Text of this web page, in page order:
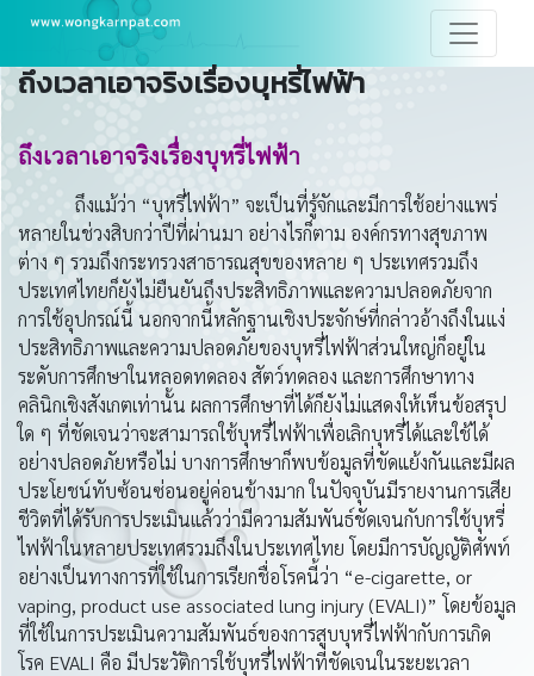
ถึงเวลาเอาจริงเรื่องบุหรี่ไฟฟ้า
ถึงเวลาเอาจริงเรื่องบุหรี่ไฟฟ้า
ถึงแม้ว่า “บุหรี่ไฟฟ้า” จะเป็นที่รู้จักและมีการใช้อย่างแพร่
หลายในช่วงสิบกว่าปีที่ผ่านมา อย่างไรก็ตาม องค์กรทางสุขภาพ
ต่าง ๆ รวมถึงกระทรวงสาธารณสุขของหลาย ๆ ประเทศรวมถึง
ประเทศไทยก็ยังไม่ยืนยันถึงประสิทธิภาพและความปลอดภัยจาก
การใช้อุปกรณ์นี้ นอกจากนี้หลักฐานเชิงประจักษ์ที่กล่าวอ้างถึงในแง่
ประสิทธิภาพและความปลอดภัยของบุหรี่ไฟฟ้าส่วนใหญ่ก็อยู่ใน
ระดับการศึกษาในหลอดทดลอง สัตว์ทดลอง และการศึกษาทาง
คลินิกเชิงสังเกตเท่านั้น ผลการศึกษาที่ได้ก็ยังไม่แสดงให้เห็นข้อสรุป
ใด ๆ ที่ชัดเจนว่าจะสามารถใช้บุหรี่ไฟฟ้าเพื่อเลิกบุหรี่ได้และใช้ได้
อย่างปลอดภัยหรือไม่ บางการศึกษาก็พบข้อมูลที่ขัดแย้งกันและมีผล
ประโยชน์ทับซ้อนซ่อนอยู่ค่อนข้างมาก ในปัจจุบันมีรายงานการเสีย
ชีวิตที่ได้รับการประเมินแล้วว่ามีความสัมพันธ์ชัดเจนกับการใช้บุหรี่
ไฟฟ้าในหลายประเทศรวมถึงในประเทศไทย โดยมีการบัญญัติศัพท์
อย่างเป็นทางการที่ใช้ในการเรียกชื่อโรคนี้ว่า “e-cigarette, or
vaping, product use associated lung injury (EVALI)” โดยข้อมูล
ที่ใช้ในการประเมินความสัมพันธ์ของการสูบบุหรี่ไฟฟ้ากับการเกิด
โรค EVALI คือ มีประวัติการใช้บุหรี่ไฟฟ้าที่ชัดเจนในระยะเวลา